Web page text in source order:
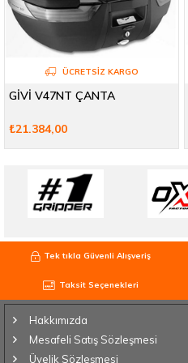
GİVİ V47NT ÇANTA
₺21.384,00
ÜCRETSIZ KARGO
Tek tıkla Güvenli Alışveriş
Taksit Seçenekleri
Hakkımızda
Mesafeli Satış Sözleşmesi
Üyelik Sözleşmesi